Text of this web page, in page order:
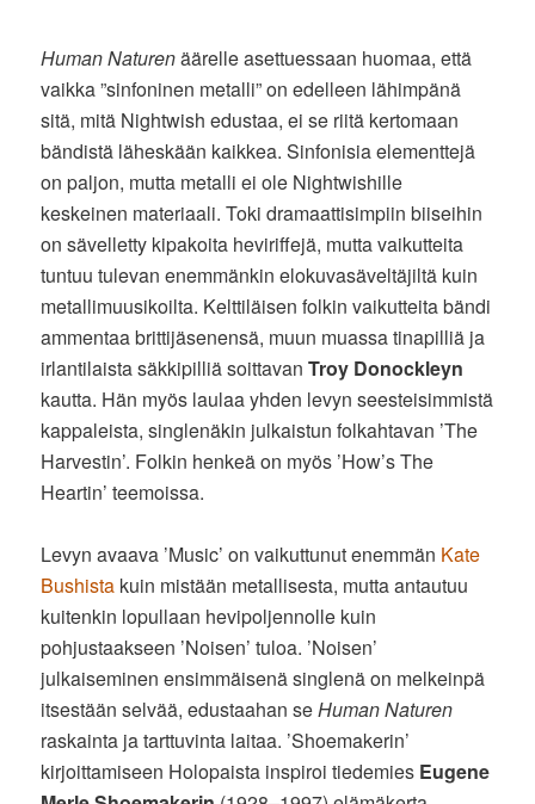
Human Naturenäärelle asettuessaan huomaa, että
vaikka ”sinfoninen metalli” on edelleen lähimpänä
sitä, mitä Nightwish edustaa, ei se riitä kertomaan
bändistä läheskään kaikkea. Sinfonisia elementtejä
on paljon, mutta metalli ei ole Nightwishille
keskeinen materiaali. Toki dramaattisimpiin biiseihin
on sävelletty kipakoita heviriffejä, mutta vaikutteita
tuntuu tulevan enemmänkin elokuvasäveltäjiltä kuin
metallimuusikoilta. Kelttiläisen folkin vaikutteita bändi
ammentaa brittijäsenensä, muun muassa tinapilliä ja
irlantilaista säkkipilliä soittavanTroy Donockleyn
kautta. Hän myös laulaa yhden levyn seesteisimmistä
kappaleista, singlenäkin julkaistun folkahtavan ’The
Harvestin’. Folkin henkeä on myös ’How’s The
Heartin’ teemoissa.
Levyn avaava ’Music’ on vaikuttunut enemmän Kate
Bushista kuin mistään metallisesta, mutta antautuu
kuitenkin lopullaan hevipoljennolle kuin
pohjustaakseen ’Noisen’ tuloa. ’Noisen’
julkaiseminen ensimmäisenä singlenä on melkeinpä
itsestään selvää, edustaahan seHuman Naturen
raskainta ja tarttuvinta laitaa. ’Shoemakerin’
kirjoittamiseen Holopaista inspiroi tiedemies Eugene